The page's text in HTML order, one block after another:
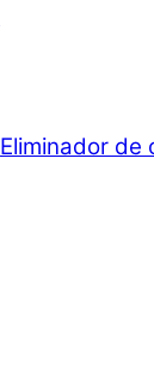
Eliminador de